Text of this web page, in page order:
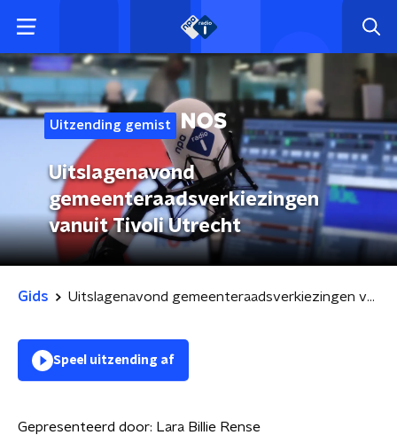
Uitzending gemist
Uitslagenavond
gemeenteraadsverkiezingen
vanuit Tivoli Utrecht
Gids Uitslagenavond gemeenteraadsverkiezingen vanuit Tivoli Utrecht
Speel uitzending af
Gepresenteerd door: Lara Billie Rense